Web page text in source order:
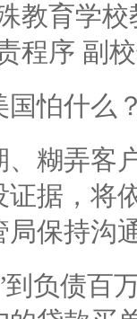
教育学
程序 副
国怕什么
糊弄客
据，将
局保持沟
到负债百